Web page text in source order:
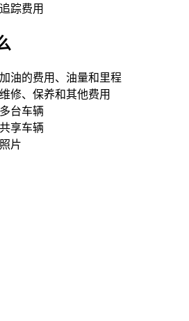
踪费用
油的费用、油量和里程
修、保养和其他费用
台车辆
享车辆
片